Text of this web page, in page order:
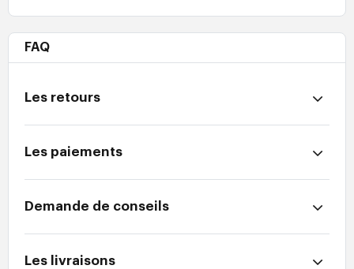
FAQ
Les retours
Les paiements
Demande de conseils
Les livraisons